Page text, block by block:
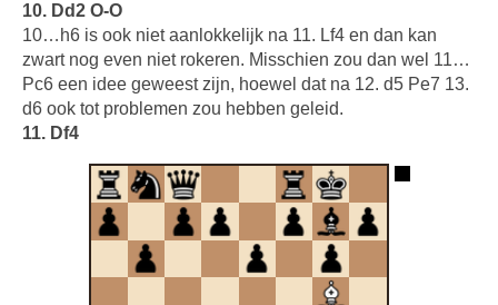
10. Dd2 O-O
10…h6 is ook niet aanlokkelijk na 11. Lf4 en dan kan
zwart nog even niet rokeren. Misschien zou dan wel 11…
Pc6 een idee geweest zijn, hoewel dat na 12. d5 Pe7 13.
d6 ook tot problemen zou hebben geleid.
11. Df4